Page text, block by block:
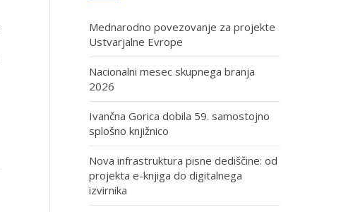
Mednarodno povezovanje za projekte
Ustvarjalne Evrope
Nacionalni mesec skupnega branja
2026
Ivančna Gorica dobila 59. samostojno
splošno knjižnico
Nova infrastruktura pisne dediščine: od
projekta e-knjiga do digitalnega
izvirnika